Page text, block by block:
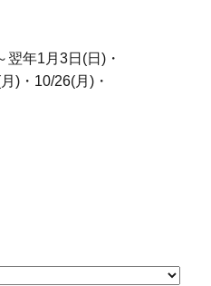
年1月3日(日)・
)・10/26(月)・